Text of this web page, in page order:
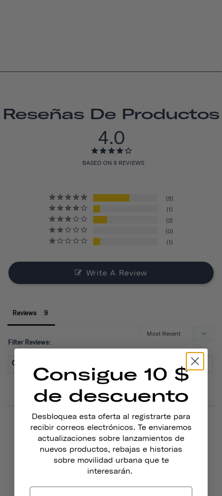
Reseñas De Productos
4.0
BASED ON 9 REVIEWS
5
1
2
0
1
Write A Review
Reviews
Filter Reviews:
03/15/2026
Julie D.
United States
Beautiful bell, hard to ring
Consigue 10 $
de descuento
Desbloquea esta oferta al registrarte para
recibir correos electrónicos. Te enviaremos
actualizaciones sobre lanzamientos de
nuevos productos, rebajas e historias
sobre movilidad urbana que te
interesarán.